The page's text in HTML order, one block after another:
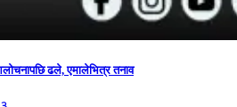
ढले, एमालेभित्र तनाव